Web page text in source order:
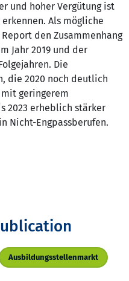
und hoher Vergütung ist
Als mögliche
den Zusammenhang
Jahr 2019 und der
Die
die 2020 noch deutlich
geringerem
2023 erheblich stärker
Nicht-Engpassberufen.
Ausbildungsstellenmarkt